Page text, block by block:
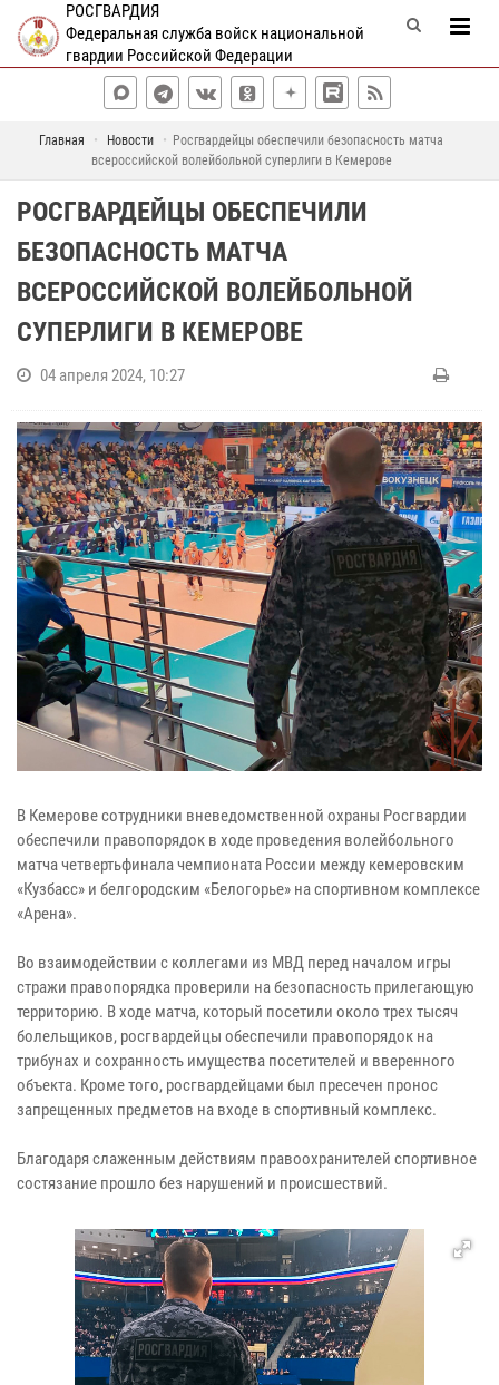
РОСГВАРДИЯ
Федеральная служба войск национальной
гвардии Российской Федерации
Главная Новости
Росгвардейцы обеспечили безопасность матча
всероссийской волейбольной суперлиги в Кемерове
РОСГВАРДЕЙЦЫ ОБЕСПЕЧИЛИ
БЕЗОПАСНОСТЬ МАТЧА
ВСЕРОССИЙСКОЙ ВОЛЕЙБОЛЬНОЙ
СУПЕРЛИГИ В КЕМЕРОВЕ
04 апреля 2024, 10:27
В Кемерове сотрудники вневедомственной охраны Росгвардии
обеспечили правопорядок в ходе проведения волейбольного
матча четвертьфинала чемпионата России между кемеровским
«Кузбасс» и белгородским «Белогорье» на спортивном комплексе
«Арена».
Во взаимодействии с коллегами из МВД перед началом игры
стражи правопорядка проверили на безопасность прилегающую
территорию. В ходе матча, который посетили около трех тысяч
болельщиков, росгвардейцы обеспечили правопорядок на
трибунах и сохранность имущества посетителей и вверенного
объекта. Кроме того, росгвардейцами был пресечен пронос
запрещенных предметов на входе в спортивный комплекс.
Благодаря слаженным действиям правоохранителей спортивное
состязание прошло без нарушений и происшествий.